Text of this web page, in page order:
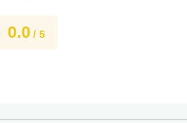
0.0 / 5